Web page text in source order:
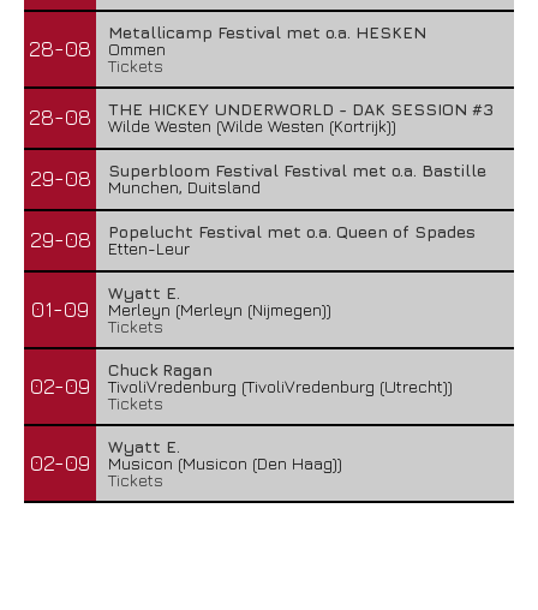
28-08
Metallicamp Festival met o.a. HESKEN
Ommen
Tickets
28-08
THE HICKEY UNDERWORLD - DAK SESSION #3
Wilde Westen (Wilde Westen (Kortrijk))
29-08
Superbloom Festival Festival met o.a. Bastille
Munchen, Duitsland
29-08
Popelucht Festival met o.a. Queen of Spades
Etten-Leur
01-09
Wyatt E.
Merleyn (Merleyn (Nijmegen))
Tickets
02-09
Chuck Ragan
TivoliVredenburg (TivoliVredenburg (Utrecht))
Tickets
02-09
Wyatt E.
Musicon (Musicon (Den Haag))
Tickets